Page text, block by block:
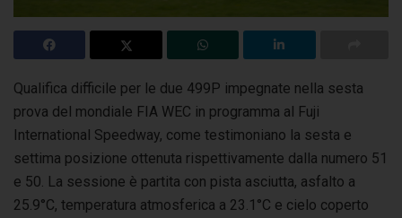
Qualifica difficile per le due 499P impegnate nella sesta
prova del mondiale FIA WEC in programma al Fuji
International Speedway, come testimoniano la sesta e
settima posizione ottenuta rispettivamente dalla numero 51
e 50. La sessione è partita con pista asciutta, asfalto a
25.9°C, temperatura atmosferica a 23.1°C e cielo coperto